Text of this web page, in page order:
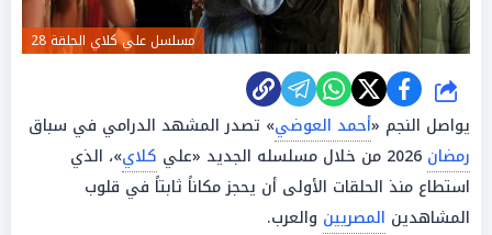
مسلسل علي كلاي الحلقة 28
شارك
يواصل النجم «أحمد العوضي» تصدر المشهد الدرامي في سباق
رمضان
كلاي»، الذي
استطاع منذ الحلقات الأولى أن يحجز مكاناً ثابتاً في قلوب
المشاهدين المصريين والعرب.